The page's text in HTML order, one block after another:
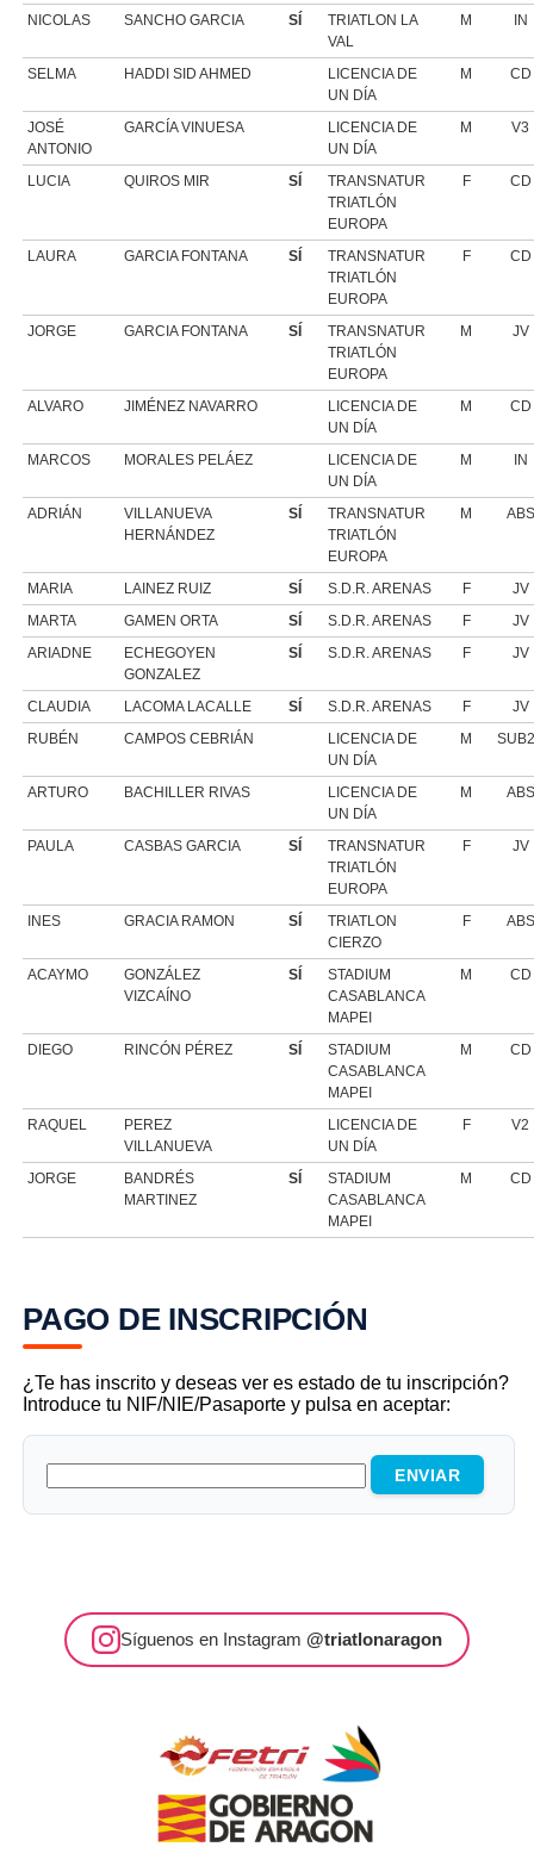
NICOLAS SANCHO GARCIA SÍ
TRIATLON LA
VAL
M IN
SELMA HADDI SID AHMED
LICENCIA DE
UN DÍA
M CD
JOSÉ
ANTONIO
GARCÍA VINUESA
LICENCIA DE
UN DÍA
M V3
LUCIA QUIROS MIR SÍ
TRANSNATUR
TRIATLÓN
EUROPA
F CD
LAURA GARCIA FONTANA SÍ
TRANSNATUR
TRIATLÓN
EUROPA
F CD
JORGE GARCIA FONTANA SÍ
TRANSNATUR
TRIATLÓN
EUROPA
M JV
ALVARO JIMÉNEZ NAVARRO
LICENCIA DE
UN DÍA
M CD
MARCOS MORALES PELÁEZ
LICENCIA DE
UN DÍA
M IN
ADRIÁN
VILLANUEVA
HERNÁNDEZ
SÍ
TRANSNATUR
TRIATLÓN
EUROPA
M ABS
MARIA LAINEZ RUIZ SÍ S.D.R. ARENAS F
JV
MARTA
GAMEN ORTA SÍ S.D.R. ARENAS F
JV
ARIADNE
ECHEGOYEN
GONZALEZ
SÍ S.D.R. ARENAS F JV
CLAUDIA LACOMA LACALLE SÍ S.D.R. ARENAS F
JV
RUBÉN
CAMPOS CEBRIÁN
LICENCIA DE
UN DÍA
M
ARTURO BACHILLER RIVAS
LICENCIA DE
UN DÍA
M ABS
PAULA CASBAS GARCIA SÍ
TRANSNATUR
TRIATLÓN
EUROPA
F JV
INES GRACIA RAMON SÍ
TRIATLON
CIERZO
F ABS
ACAYMO
GONZÁLEZ
VIZCAÍNO
SÍ
STADIUM
CASABLANCA
MAPEI
M CD
DIEGO RINCÓN PÉREZ SÍ
STADIUM
CASABLANCA
MAPEI
M CD
RAQUEL
PEREZ
VILLANUEVA
LICENCIA DE
UN DÍA
F V2
JORGE
BANDRÉS
MARTINEZ
SÍ
STADIUM
CASABLANCA
MAPEI
M CD
PAGO DE INSCRIPCIÓN
¿Te has inscrito y deseas ver es estado de tu inscripción?
Introduce tu NIF/NIE/Pasaporte y pulsa en aceptar:
Síguenos en Instagram @triatlonaragon